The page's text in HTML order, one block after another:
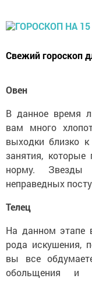
Свежий гороскоп
Овен
В данное время
вам много
выходки близко
занятия, которые
норму. Звезды
неправедных
Телец
На данном этапе
рода искушения,
вы все
обольщения и